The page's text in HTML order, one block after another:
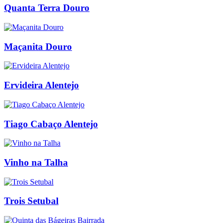
Quanta Terra Douro
Maçanita Douro
Ervideira Alentejo
Tiago Cabaço Alentejo
Vinho na Talha
Trois Setubal